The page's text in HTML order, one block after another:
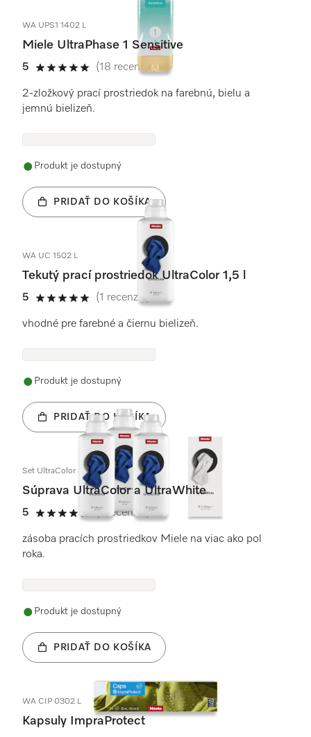
WA UPS1 1402 L
Miele UltraPhase 1 Sensitive
5
5 / 5
(18 recenzie)
2-zložkový prací prostriedok na farebnú, bielu a
jemnú bielizeň.
Produkt je dostupný
PRIDAŤ DO KOŠÍKA
WA UC 1502 L
Tekutý prací prostriedok UltraColor 1,5 l
5
5 / 5
(1 recenzie)
vhodné pre farebné a čiernu bielizeň.
Produkt je dostupný
PRIDAŤ DO KOŠÍKA
Set UltraColor & UltraWhite
Súprava UltraColor a UltraWhite
5
5 / 5
(1 recenzie)
zásoba pracích prostriedkov Miele na viac ako pol
roka.
Produkt je dostupný
PRIDAŤ DO KOŠÍKA
WA CIP 0302 L
Kapsuly ImpraProtect